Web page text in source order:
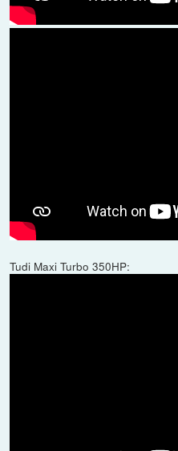
Tudi Maxi Turbo 350HP: